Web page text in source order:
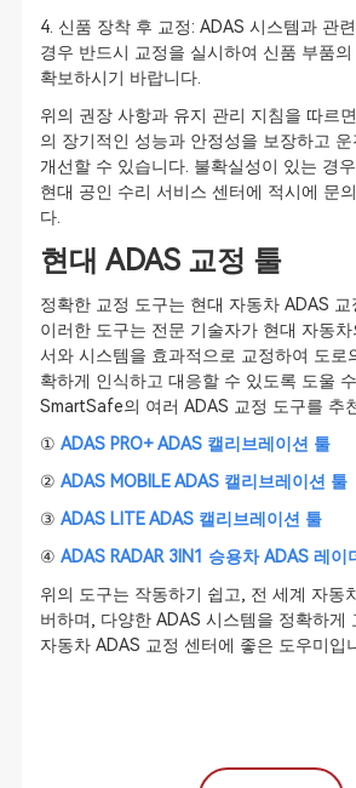
4. 신품 장착 후 교정: ADAS 시스템과 관
경우 반드시 교정을 실시하여 신품 부품
확보하시기 바랍니다.
위의 권장 사항과 유지 관리 지침을 따르
의 장기적인 성능과 안정성을 보장하고
개선할 수 있습니다. 불확실성이 있는 경
현대 공인 수리 서비스 센터에 적시에 문
다.
현대 ADAS 교정 툴
정확한 교정 도구는 현대 자동차 ADAS 교
이러한 도구는 전문 기술자가 현대 자동
서와 시스템을 효과적으로 교정하여 도로
확하게 인식하고 대응할 수 있도록 도울
SmartSafe의 여러 ADAS 교정 도구를 추
① ADAS PRO+ ADAS 캘리브레이션 툴
② ADAS MOBILE ADAS 캘리브레이션 툴
③ ADAS LITE ADAS 캘리브레이션 툴
④ ADAS RADAR 3IN1 승용차 ADAS 레이
위의 도구는 작동하기 쉽고, 전 세계 자동
버하며, 다양한 ADAS 시스템을 정확하게
자동차 ADAS 교정 센터에 좋은 도우미입